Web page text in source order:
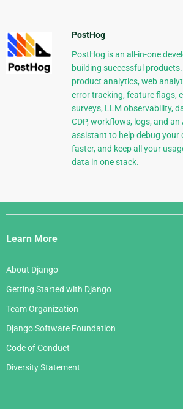
PostHog
PostHog is an all-in-one
building successful
product analytics, web
error tracking, feature flags,
surveys, LLM observability,
CDP, workflows, logs, and an
assistant to help debug your
faster, and keep all your
data in one stack.
Django
Links
Learn More
About Django
Getting Started with Django
Team Organization
Django Software Foundation
Code of Conduct
Diversity Statement